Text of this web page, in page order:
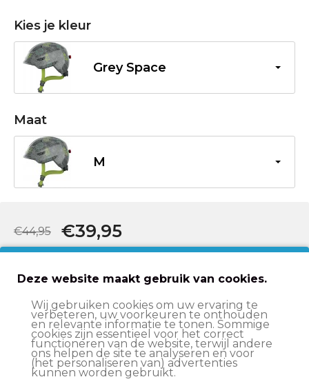
Kies je kleur
Grey Space
Maat
M
€39,95
€44,95
Beschrijving
Specificaties
Deze website maakt gebruik van cookies.
Wij gebruiken cookies om uw ervaring te
verbeteren, uw voorkeuren te onthouden
en relevante informatie te tonen. Sommige
cookies zijn essentieel voor het correct
functioneren van de website, terwijl andere
ons helpen de site te analyseren en voor
(het personaliseren van) advertenties
kunnen worden gebruikt.